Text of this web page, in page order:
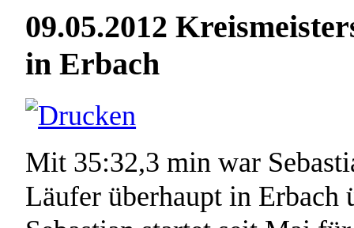
09.05.2012
in Erbach
Mit 35:32,3 min war
Läufer überhaupt in Erbach